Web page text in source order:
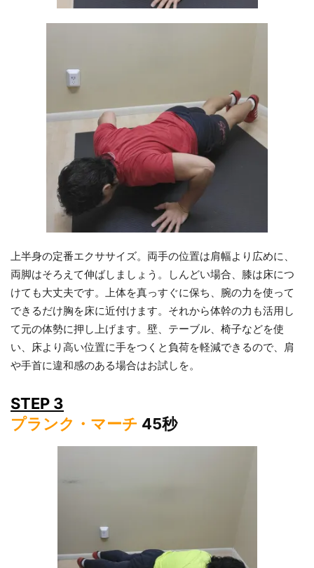
上半身の定番エクササイズ。両手の位置は肩幅より広めに、
両脚はそろえて伸ばしましょう。しんどい場合、膝は床につ
けても大丈夫です。上体を真っすぐに保ち、腕の力を使って
できるだけ胸を床に近付けます。それから体幹の力も活用し
て元の体勢に押し上げます。壁、テーブル、椅子などを使
い、床より高い位置に手をつくと負荷を軽減できるので、肩
や手首に違和感のある場合はお試しを。
STEP 3
プランク・マーチ 45秒